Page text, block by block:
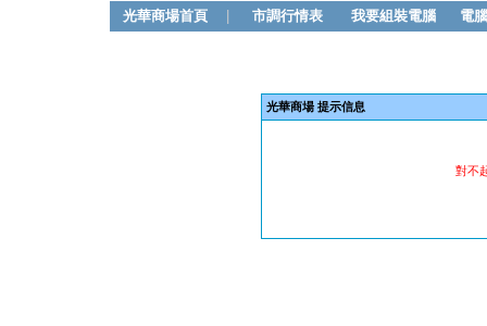
光華商場首頁 市調行情表 我要組裝電腦 電
光華商場 提示信息
對不